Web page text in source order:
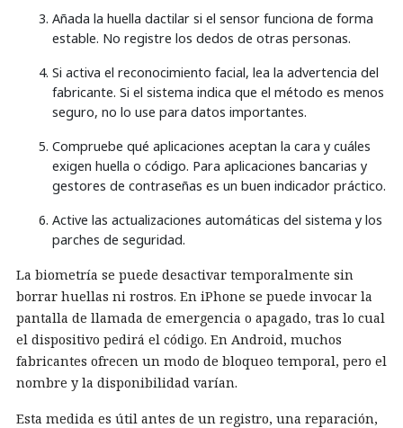
Añada la huella dactilar si el sensor funciona de forma
estable. No registre los dedos de otras personas.
Si activa el reconocimiento facial, lea la advertencia del
fabricante. Si el sistema indica que el método es menos
seguro, no lo use para datos importantes.
Compruebe qué aplicaciones aceptan la cara y cuáles
exigen huella o código. Para aplicaciones bancarias y
gestores de contraseñas es un buen indicador práctico.
Active las actualizaciones automáticas del sistema y los
parches de seguridad.
La biometría se puede desactivar temporalmente sin
borrar huellas ni rostros. En iPhone se puede invocar la
pantalla de llamada de emergencia o apagado, tras lo cual
el dispositivo pedirá el código. En Android, muchos
fabricantes ofrecen un modo de bloqueo temporal, pero el
nombre y la disponibilidad varían.
Esta medida es útil antes de un registro, una reparación,